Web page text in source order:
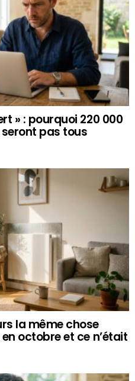
» : pourquoi 220 000
pas tous
la même chose
octobre et ce n’était